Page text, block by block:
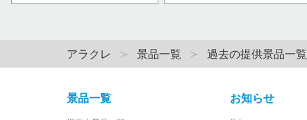
アラクレ 景品一覧 過去の提供景品一覧
景品一覧 お知らせ